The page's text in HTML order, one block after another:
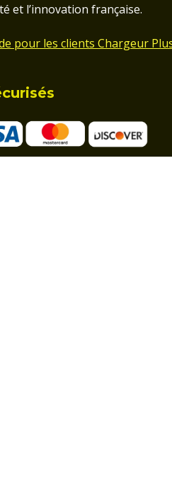
et l’innovation française.
pour les clients Chargeur